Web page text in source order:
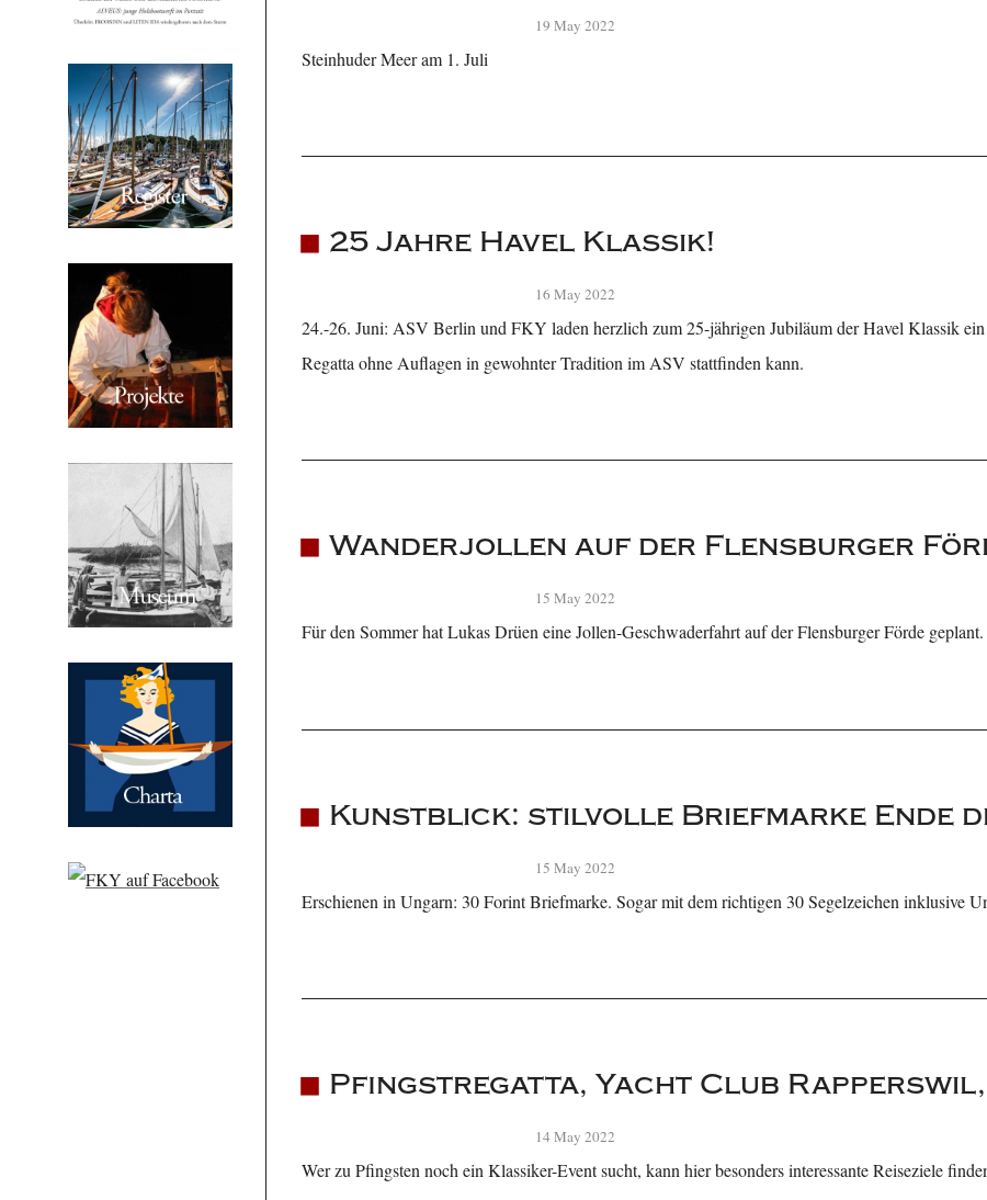
19 May 2022
Steinhuder Meer am 1. Juli
25 Jahre Havel Klassik!
16 May 2022
24.-26. Juni: ASV Berlin und FKY laden herzlich zum 25-jährigen Jubiläum der Havel Klassik ein
Regatta ohne Auflagen in gewohnter Tradition im ASV stattfinden kann.
Wanderjollen auf der Flensburger
15 May 2022
Für den Sommer hat Lukas Drüen eine Jollen-Geschwaderfahrt auf der Flensburger Förde geplant.
Kunstblick: stilvolle Briefmarke Ende
15 May 2022
Erschienen in Ungarn: 30 Forint Briefmarke. Sogar mit dem richtigen 30 Segelzeichen inklusive
Pfingstregatta, Yacht Club
14 May 2022
Wer zu Pfingsten noch ein Klassiker-Event sucht, kann hier besonders interessante Reiseziele